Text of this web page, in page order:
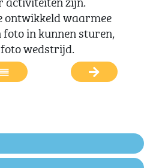
ontwikkeld waarmee
foto in kunnen sturen,
wedstrijd.